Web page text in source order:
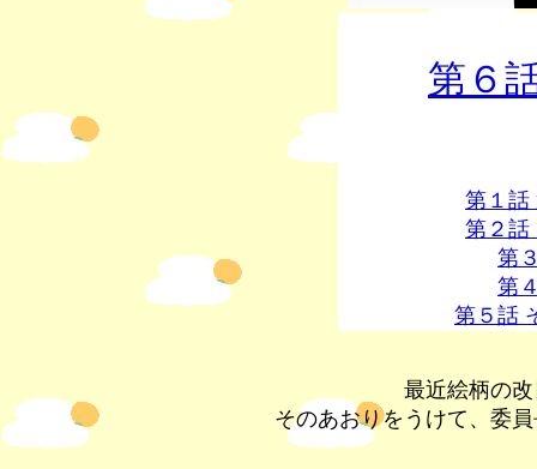
第６
第１話
第２話
第
第
第５話
最近絵柄の
そのあおりをうけて、委